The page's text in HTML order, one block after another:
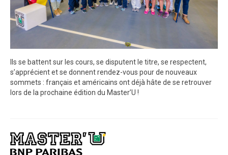
Ils se battent sur les cours, se disputent le titre, se respectent,
s’apprécient et se donnent rendez-vous pour de nouveaux
sommets : français et américains ont déjà hâte de se retrouver
lors de la prochaine édition du Master’U !